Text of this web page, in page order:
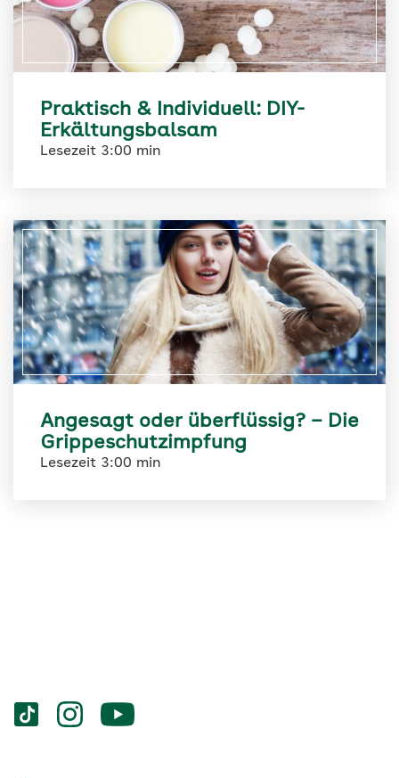
Praktisch & Individuell: DIY-
Erkältungsbalsam
Lesezeit 3:00 min
Angesagt oder überflüssig? – Die
Grippeschutzimpfung
Lesezeit 3:00 min
Services
Social-
vigozone.de
vigozone.devigozone.de